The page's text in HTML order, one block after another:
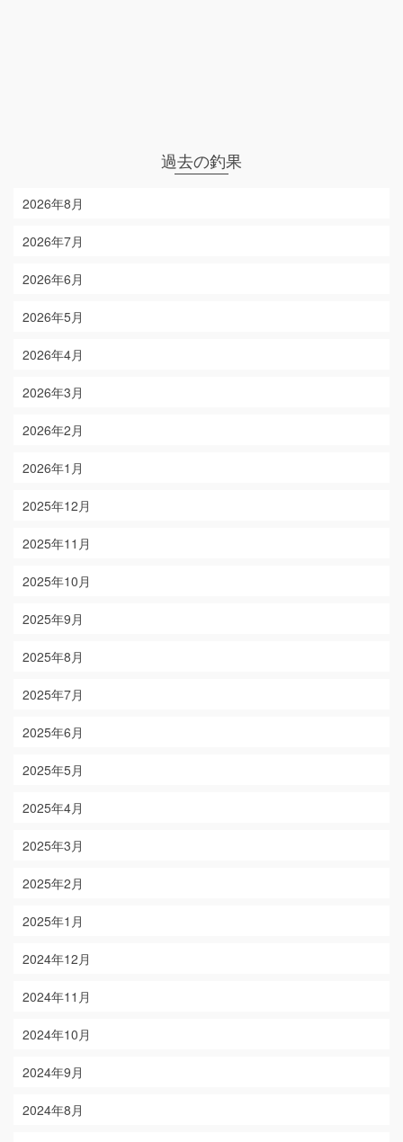
過去の釣果
2026年8月
2026年7月
2026年6月
2026年5月
2026年4月
2026年3月
2026年2月
2026年1月
2025年12月
2025年11月
2025年10月
2025年9月
2025年8月
2025年7月
2025年6月
2025年5月
2025年4月
2025年3月
2025年2月
2025年1月
2024年12月
2024年11月
2024年10月
2024年9月
2024年8月